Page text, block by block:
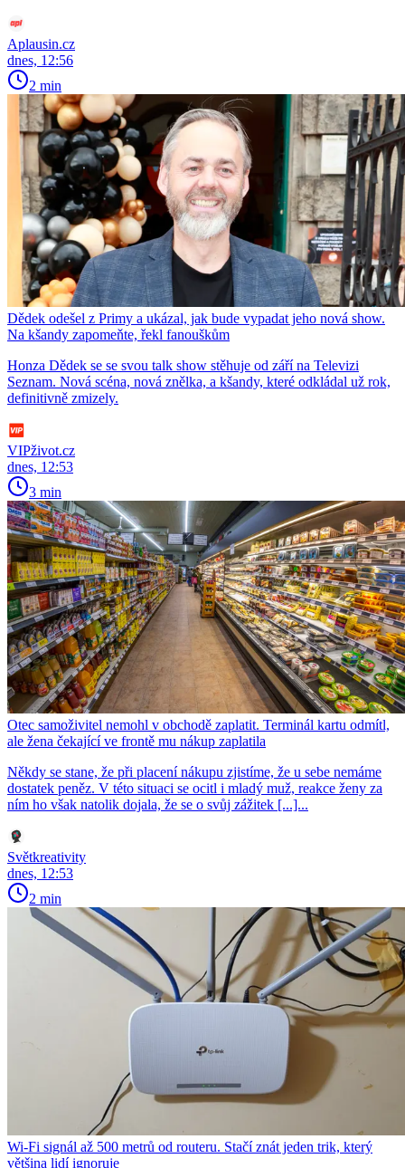
Aplausin.cz
dnes, 12:56
2 min
Dědek odešel z Primy a ukázal, jak bude vypadat jeho nová show.
Na kšandy zapomeňte, řekl fanouškům
Honza Dědek se se svou talk show stěhuje od září na Televizi
Seznam. Nová scéna, nová znělka, a kšandy, které odkládal už rok,
definitivně zmizely.
VIPživot.cz
dnes, 12:53
3 min
Otec samoživitel nemohl v obchodě zaplatit. Terminál kartu odmítl,
ale žena čekající ve frontě mu nákup zaplatila
Někdy se stane, že při placení nákupu zjistíme, že u sebe nemáme
dostatek peněz. V této situaci se ocitl i mladý muž, reakce ženy za
ním ho však natolik dojala, že se o svůj zážitek [...]...
Světkreativity
dnes, 12:53
2 min
Wi-Fi signál až 500 metrů od routeru. Stačí znát jeden trik, který
většina lidí ignoruje